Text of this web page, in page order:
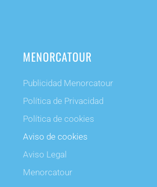
MENORCATOUR
Publicidad Menorcatour
Política de Privacidad
Política de cookies
Aviso de cookies
Aviso Legal
Menorcatour